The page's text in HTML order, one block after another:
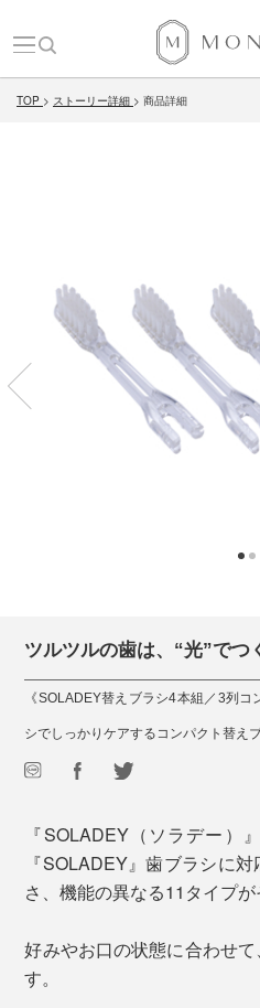
TOP ストーリー詳細 商品詳細
ツルツルの歯は、“光”でつ
《SOLADEY替えブラシ4本組／3列
シでしっかりケアするコンパクト替え
『SOLADEY（ソラデー）
『SOLADEY』歯ブラシに
さ、機能の異なる11タイプが
好みやお口の状態に合わせ
す。